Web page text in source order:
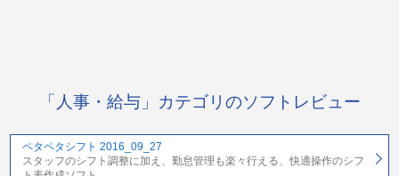
「人事・給与」カテゴリのソフトレビュー
ペタペタシフト 2016_09_27
スタッフのシフト調整に加え、勤怠管理も楽々行える、快適操作のシフ